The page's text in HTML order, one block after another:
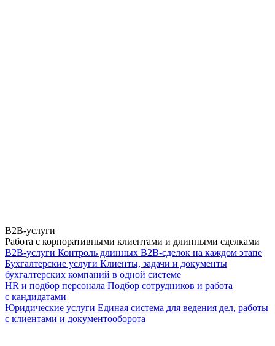
B2B-услуги
Работа с корпоративными клиентами и длинными сделками
B2B-услуги Контроль длинных B2B-сделок на каждом этапе
Бухгалтерские услуги Клиенты, задачи и документы
бухгалтерских компаний в одной системе
HR и подбор персонала Подбор сотрудников и работа
с кандидатами
Юридические услуги Единая система для ведения дел, работы
с клиентами и документооборота